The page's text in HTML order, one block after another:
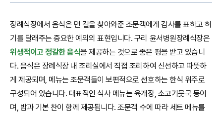
장례식장에서 음식은 먼 길을 찾아와준 조문객에게 감사를 표하고 허
기를 달래주는 중요한 예의의 표현입니다. 구리 윤서병원장례식장은
위생적이고 정갈한 음식을 제공하는 것으로 좋은 평을 받고 있습니
다. 음식은 장례식장 내 조리실에서 직접 조리하여 신선하고 따뜻하
게 제공되며, 메뉴는 조문객들이 보편적으로 선호하는 한식 위주로
구성되어 있습니다. 대표적인 식사 메뉴는 육개장, 소고기뭇국 등이
며, 밥과 기본 찬이 함께 제공됩니다. 조문객 수에 따라 세트 메뉴를